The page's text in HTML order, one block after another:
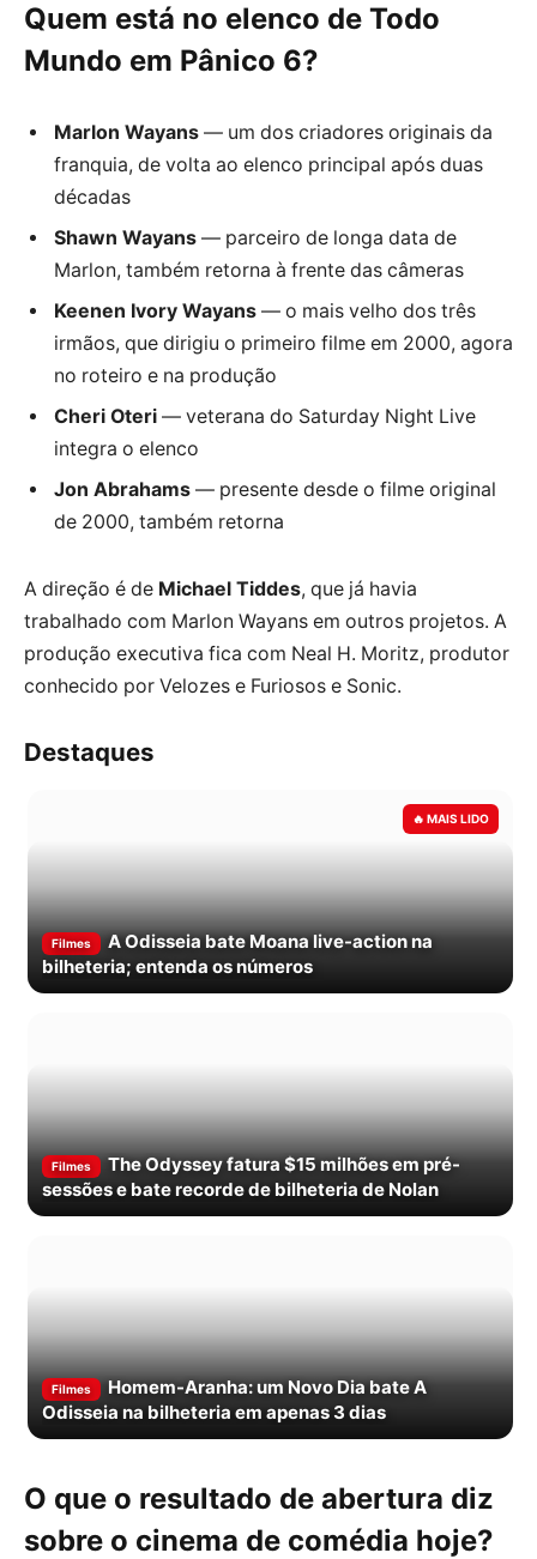
Quem está no elenco de Todo
Mundo em Pânico 6?
Marlon Wayans — um dos criadores originais da
franquia, de volta ao elenco principal após duas
décadas
Shawn Wayans — parceiro de longa data de
Marlon, também retorna à frente das câmeras
Keenen Ivory Wayans — o mais velho dos três
irmãos, que dirigiu o primeiro filme em 2000, agora
no roteiro e na produção
Cheri Oteri — veterana do Saturday Night Live
integra o elenco
Jon Abrahams — presente desde o filme original
de 2000, também retorna
A direção é de Michael Tiddes, que já havia
trabalhado com Marlon Wayans em outros projetos. A
produção executiva fica com Neal H. Moritz, produtor
conhecido por Velozes e Furiosos e Sonic.
Destaques
Filmes
A Odisseia bate Moana live-action na
bilheteria; entenda os números
Filmes
The Odyssey fatura $15 milhões em pré-
sessões e bate recorde de bilheteria de Nolan
Filmes
Homem-Aranha: um Novo Dia bate A
Odisseia na bilheteria em apenas 3 dias
O que o resultado de abertura diz
sobre o cinema de comédia hoje?